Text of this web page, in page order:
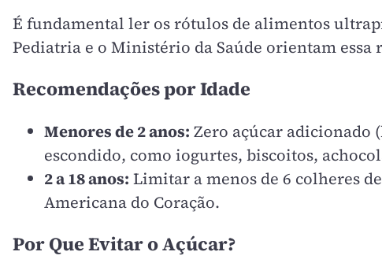
É fundamental ler os rótulos de alimentos
Pediatria e o Ministério da Saúde orientam
Recomendações por Idade
Menores de 2 anos: Zero açúcar adicionado
escondido, como iogurtes, biscoitos,
2 a 18 anos: Limitar a menos de 6 colheres
Americana do Coração.
Por Que Evitar o Açúcar?